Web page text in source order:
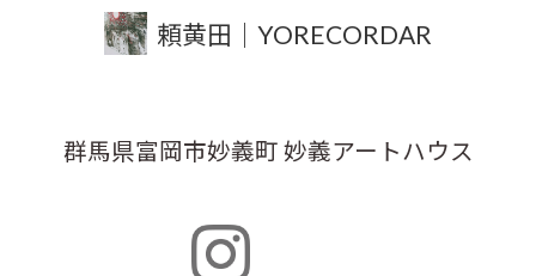
頼黄田｜YORECORDAR
群馬県富岡市妙義町 妙義アートハウス